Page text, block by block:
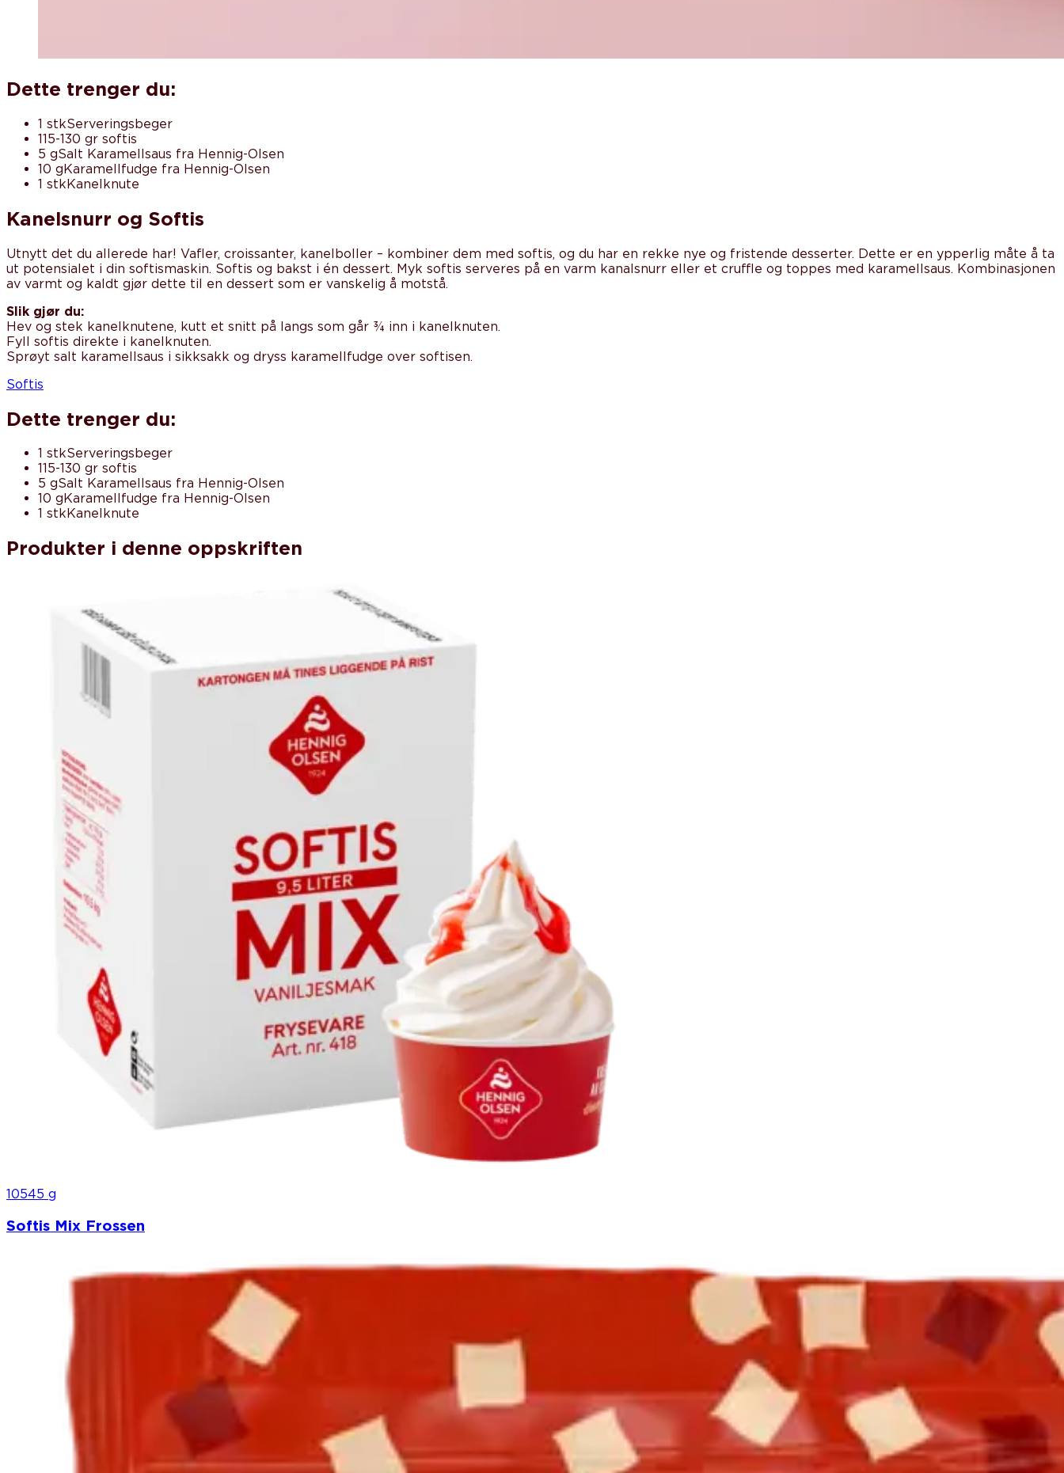
Dette trenger du:
1 stkServeringsbeger
115-130 gr softis
5 gSalt Karamellsaus fra Hennig-Olsen
10 gKaramellfudge fra Hennig-Olsen
1 stkKanelknute
Kanelsnurr og Softis
Utnytt det du allerede har! Vafler, croissanter, kanelboller – kombiner dem med softis, og du har en rekke nye og fristende desserter. Dette er en ypperlig måte å ta
ut potensialet i din softismaskin. Softis og bakst i én dessert. Myk softis serveres på en varm kanalsnurr eller et cruffle og toppes med karamellsaus. Kombinasjonen
av varmt og kaldt gjør dette til en dessert som er vanskelig å motstå.
Slik gjør du:
Hev og stek kanelknutene, kutt et snitt på langs som går ¾ inn i kanelknuten.
Fyll softis direkte i kanelknuten.
Sprøyt salt karamellsaus i sikksakk og dryss karamellfudge over softisen.
Softis
Dette trenger du:
1 stkServeringsbeger
115-130 gr softis
5 gSalt Karamellsaus fra Hennig-Olsen
10 g Karamellfudge fra Hennig-Olsen
1 stk Kanelknute
Produkter i denne oppskriften
10545 g
Softis Mix Frossen